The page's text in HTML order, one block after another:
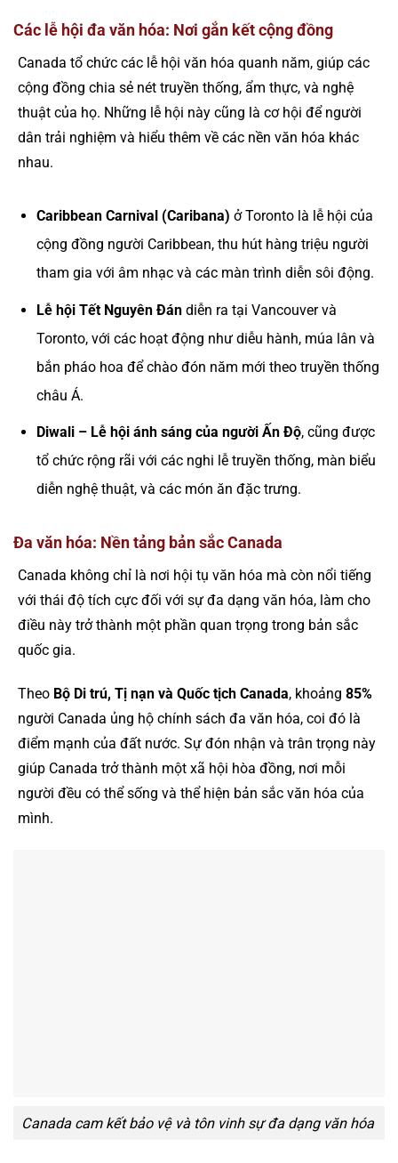
Các lễ hội đa văn hóa: Nơi gắn kết cộng đồng
Canada tổ chức các lễ hội văn hóa quanh năm, giúp các
cộng đồng chia sẻ nét truyền thống, ẩm thực, và nghệ
thuật của họ. Những lễ hội này cũng là cơ hội để người
dân trải nghiệm và hiểu thêm về các nền văn hóa khác
nhau.
Caribbean Carnival (Caribana) ở Toronto là lễ hội của
cộng đồng người Caribbean, thu hút hàng triệu người
tham gia với âm nhạc và các màn trình diễn sôi động.
Lễ hội Tết Nguyên Đándiễn ra tại Vancouver và
Toronto, với các hoạt động như diễu hành, múa lân và
bắn pháo hoa để chào đón năm mới theo truyền thống
châu Á.
Diwali – Lễ hội ánh sáng của người Ấn Độ, cũng được
tổ chức rộng rãi với các nghi lễ truyền thống, màn biểu
diễn nghệ thuật, và các món ăn đặc trưng.
Đa văn hóa: Nền tảng bản sắc Canada
Canada không chỉ là nơi hội tụ văn hóa mà còn nổi tiếng
với thái độ tích cực đối với sự đa dạng văn hóa, làm cho
điều này trở thành một phần quan trọng trong bản sắc
quốc gia.
Theo Bộ Di trú, Tị nạn và Quốc tịch Canada, khoảng 85%
người Canada ủng hộ chính sách đa văn hóa, coi đó là
điểm mạnh của đất nước. Sự đón nhận và trân trọng này
giúp Canada trở thành một xã hội hòa đồng, nơi mỗi
người đều có thể sống và thể hiện bản sắc văn hóa của
mình.
Canada cam kết bảo vệ và tôn vinh sự đa dạng văn hóa